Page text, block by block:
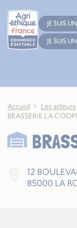
JE SUIS
JE SUIS
Accueil Les acteurs
BRASSERIE LA
12
85000 LA